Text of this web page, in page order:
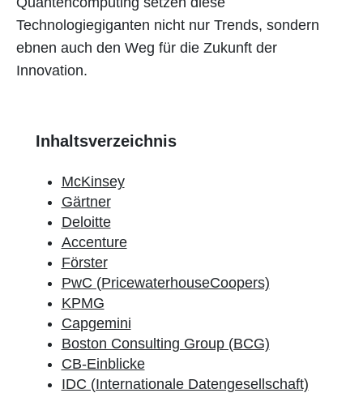
Technologiegiganten nicht nur Trends, sondern
ebnen auch den Weg für die Zukunft der
Innovation.
Inhaltsverzeichnis
McKinsey
Gärtner
Deloitte
Accenture
Förster
PwC (PricewaterhouseCoopers)
KPMG
Capgemini
Boston Consulting Group (BCG)
CB-Einblicke
IDC (Internationale Datengesellschaft)